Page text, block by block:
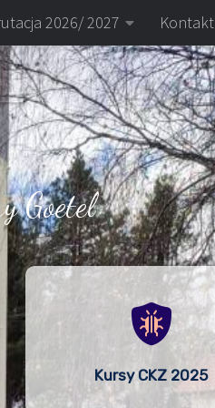
2026/ 2027 Kontakt
Goetel
Kursy CKZ 2025